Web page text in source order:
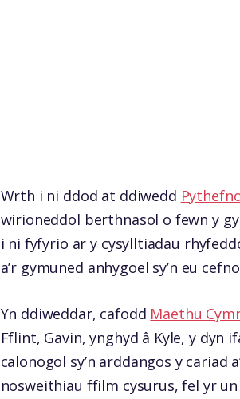
Wrth i ni ddod at ddiwedd
wirioneddol berthnasol o fewn y
i ni fyfyrio ar y cysylltiadau
a’r gymuned anhygoel sy’n eu
Yn ddiweddar, cafodd Maethu
Fflint, Gavin, ynghyd â Kyle, y dyn
calonogol sy’n arddangos y
nosweithiau ffilm cysurus, fel yr